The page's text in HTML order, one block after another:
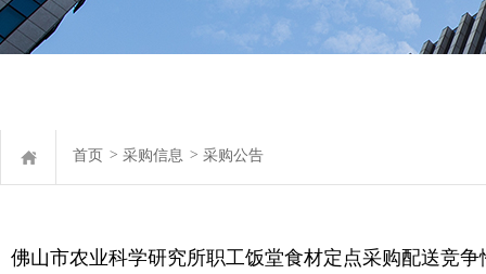
首页 > 采购信息 > 采购公告
佛山市农业科学研究所职工饭堂食材定点采购配送竞争